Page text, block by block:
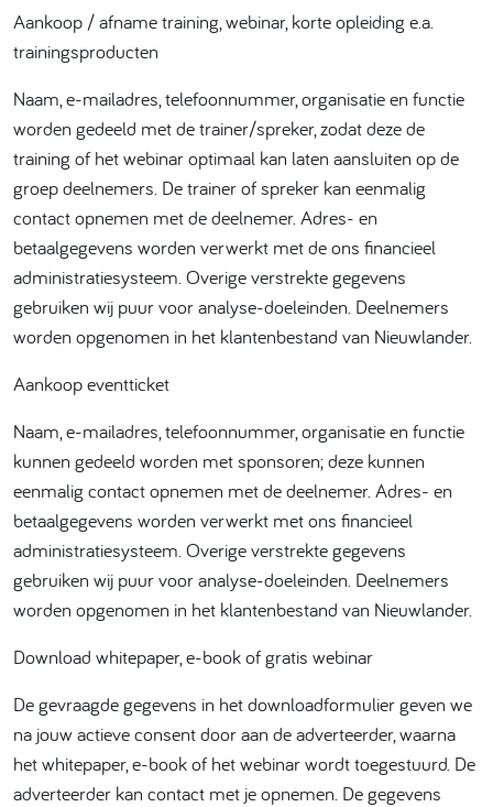
Aankoop / afname training, webinar, korte opleiding e.a.
trainingsproducten
Naam, e-mailadres, telefoonnummer, organisatie en functie
worden gedeeld met de trainer/spreker, zodat deze de
training of het webinar optimaal kan laten aansluiten op de
groep deelnemers. De trainer of spreker kan eenmalig
contact opnemen met de deelnemer. Adres- en
betaalgegevens worden verwerkt met de ons financieel
administratiesysteem. Overige verstrekte gegevens
gebruiken wij puur voor analyse-doeleinden. Deelnemers
worden opgenomen in het klantenbestand van Nieuwlander.
Aankoop eventticket
Naam, e-mailadres, telefoonnummer, organisatie en functie
kunnen gedeeld worden met sponsoren; deze kunnen
eenmalig contact opnemen met de deelnemer. Adres- en
betaalgegevens worden verwerkt met ons financieel
administratiesysteem. Overige verstrekte gegevens
gebruiken wij puur voor analyse-doeleinden. Deelnemers
worden opgenomen in het klantenbestand van Nieuwlander.
Download whitepaper, e-book of gratis webinar
De gevraagde gegevens in het downloadformulier geven we
na jouw actieve consent door aan de adverteerder, waarna
het whitepaper, e-book of het webinar wordt toegestuurd. De
adverteerder kan contact met je opnemen. De gegevens